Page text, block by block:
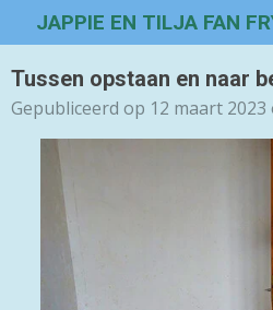
direct
naar
de
JAPPIE EN TILJA FAN
Tussen opstaan en naar
Gepubliceerd op 12 maart 2023